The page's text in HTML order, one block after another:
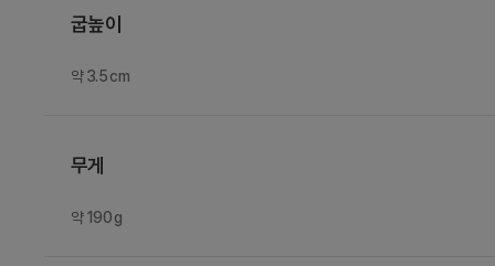
굽높이
약 3.5 cm
무게
약 190 g